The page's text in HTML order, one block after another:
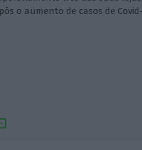
o aumento de casos de